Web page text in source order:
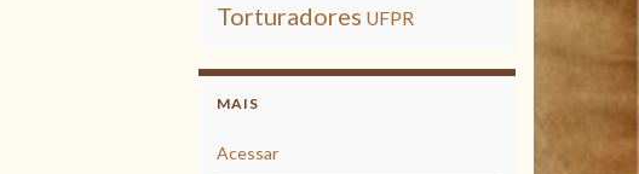
Torturadores UFPR
MAIS
Acessar